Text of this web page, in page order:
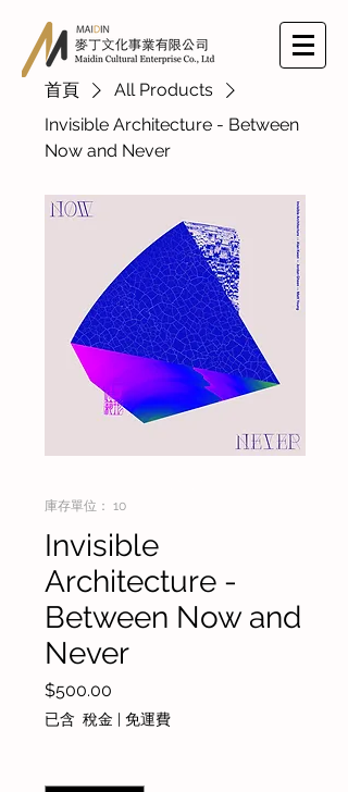
首頁
All Products
Invisible Architecture - Between
Now and Never
庫存單位： 10
Invisible
Architecture -
Between Now and
Never
$500.00
格
已含 稅金 | 免運費